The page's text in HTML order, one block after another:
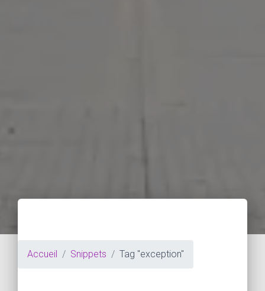
Accueil Snippets Tag "exception"